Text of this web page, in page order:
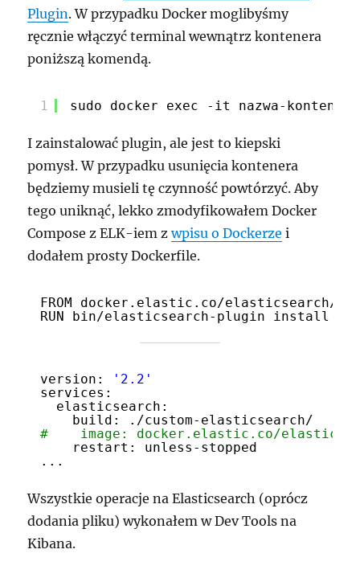
Plugin. W przypadku Docker moglibyśmy
ręcznie włączyć terminal wewnątrz kontenera
poniższą komendą.
1 sudo docker exec -it nazwa-
I zainstalować plugin, ale jest to kiepski
pomysł. W przypadku usunięcia kontenera
będziemy musieli tę czynność powtórzyć. Aby
tego uniknąć, lekko zmodyfikowałem Docker
Compose z ELK-iem zwpisu o Dockerze i
dodałem prosty Dockerfile.
FROM docker.elastic.co/elasticsearch/
RUN bin/elasticsearch-plugin install --
version:
'2.2'
services:
elasticsearch:
build: . /custom-elasticsearch/
#    image: docker.elastic.co/
restart: unless-stopped
...
Wszystkie operacje na Elasticsearch (oprócz
dodania pliku) wykonałem w Dev Tools na
Kibana.